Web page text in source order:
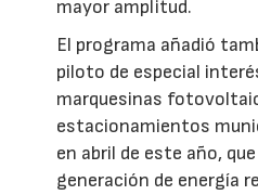
mayor amplitud.
El programa añadió
piloto de especial
marquesinas
estacionamientos
en abril de este año,
generación de energía